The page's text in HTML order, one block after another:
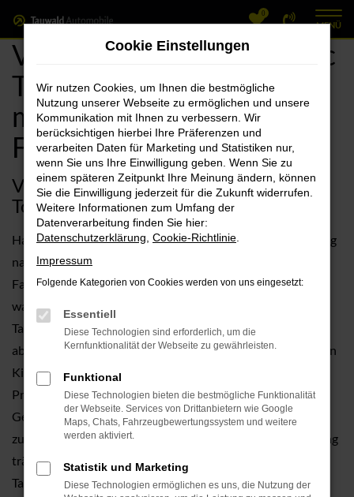
Zum
Hauptinhalt
springen
0
MENÜ
VW Forchheim, VW T-Roc
Tageszulassung Angebote
mit Lieferservice nach
Forchheim
VW T-Roc Tageszulassung – unser
Toptipp für Forchheim
Haben Sie schon einmal über eine VW T-Roc Tageszulassung
nachgedacht? Für Forchheim empfehlen wir diese
Fahrzeugform guten Gewissens und erläutern Ihnen gerne,
warum das so ist. Zunächst einmal ist eine VW T-Roc
Tageszulassung ein Neuwagen. Und das, ohne „wenn und
aber“. Die betreffenden Fahrzeuge sind noch keinen einzigen
Kilometer gefahren, weder in Forchheim noch anderenorts.
Preislich bewegen wir uns allerdings im Bereich eines
Gebrauchten und ermöglichen somit das Neuwagenfahren
zu Schnäppchenbedingungen. Die VW T-Roc Tageszulassung
trägt ihren Namen aufgrund der Zulassung für exakt einen
Tag. Auf diese Weise wird aus einem Neuwagen rein formell
Cookie Einstellungen
Wir nutzen Cookies, um Ihnen die bestmögliche
Nutzung unserer Webseite zu ermöglichen und unsere
Kommunikation mit Ihnen zu verbessern. Wir
berücksichtigen hierbei Ihre Präferenzen und
verarbeiten Daten für Marketing und Statistiken nur,
wenn Sie uns Ihre Einwilligung geben. Wenn Sie zu
einem späteren Zeitpunkt Ihre Meinung ändern, können
Sie die Einwilligung jederzeit für die Zukunft widerrufen.
Weitere Informationen zum Umfang der
Datenverarbeitung finden Sie hier:
Datenschutzerklärung Cookie-Richtlinie
Impressum
Folgende Kategorien von Cookies werden von uns eingesetzt:
Essentiell
Diese Technologien sind erforderlich, um die
Kernfunktionalität der Webseite zu gewährleisten.
Funktional
Diese Technologien bieten die bestmögliche Funktionalität
der Webseite. Services von Drittanbietern wie Google
Maps, Chats, Fahrzeugbewertungssystem und weitere
werden aktiviert.
Statistik und Marketing
Diese Technologien ermöglichen es uns, die Nutzung der